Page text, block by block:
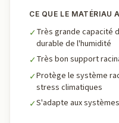
CE QUE LE MATÉRIAU
✓Très grande capacité
durable de l'humidité
✓Très bon support
✓Protège le système
stress climatiques
✓S'adapte aux